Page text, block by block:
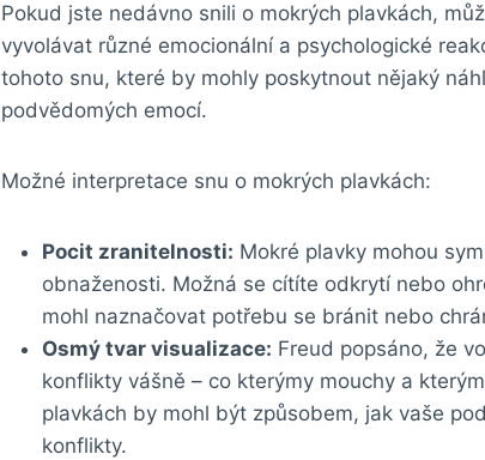
Pokud jste nedávno snili o mokrých plavkách,
vyvolávat různé emocionální a psychologické
tohoto snu, které by mohly poskytnout nějaký
podvědomých emocí.
Možné interpretace snu o mokrých plavkách:
Pocit zranitelnosti: Mokré plavky mohou
obnaženosti. Možná se cítíte odkrytí nebo
mohl naznačovat potřebu se bránit nebo
Osmý tvar visualizace: Freud popsáno, že
konflikty vášně – co kterýmy mouchy a
plavkách by mohl být způsobem, jak vaše
konflikty.